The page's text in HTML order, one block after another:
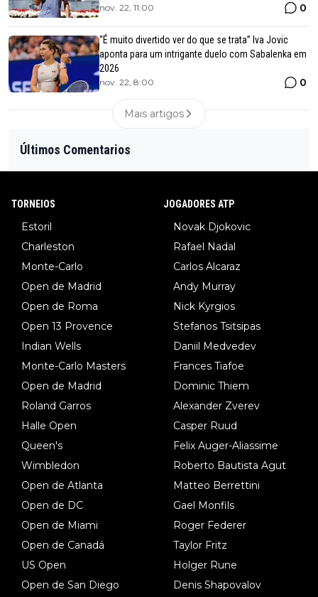
nov. 22, 11:00 0
“É muito divertido ver do que se trata” Iva Jovic
aponta para um intrigante duelo com Sabalenka em
2026
nov. 22, 8:00 0
Mais artigos
Últimos Comentarios
TORNEIOS
Estoril
Charleston
Monte-Carlo
Open de Madrid
Open de Roma
Open 13 Provence
Indian Wells
Monte-Carlo Masters
Open de Madrid
Roland Garros
Halle Open
Queen's
Wimbledon
Open de Atlanta
Open de DC
Open de Miami
Open de Canadá
US Open
Open de San Diego
JOGADORES ATP
Novak Djokovic
Rafael Nadal
Carlos Alcaraz
Andy Murray
Nick Kyrgios
Stefanos Tsitsipas
Daniil Medvedev
Frances Tiafoe
Dominic Thiem
Alexander Zverev
Casper Ruud
Felix Auger-Aliassime
Roberto Bautista Agut
Matteo Berrettini
Gael Monfils
Roger Federer
Taylor Fritz
Holger Rune
Denis Shapovalov